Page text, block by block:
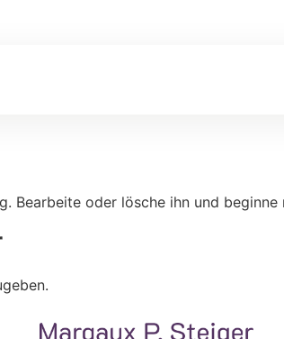
Bearbeite oder lösche ihn und beginne